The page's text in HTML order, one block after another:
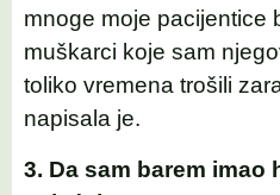
mnoge moje pacijentice
muškarci koje sam
toliko vremena trošili
napisala je.
3. Da sam barem imao